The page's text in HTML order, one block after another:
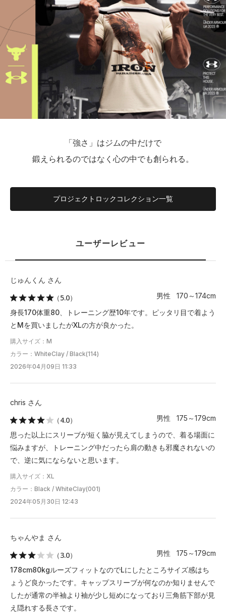
2XL 77.5 56.5 46.5 13.5 －
59 47.5 14 －
4XL － － － －
5XL － － －
※注意事項
商品は、独自の採寸方法により採寸されています。商品生地の特
「強さ」はジムの中だけで
鍛えられるのではなく心の中でも創られる。
プロジェクトロックコレクション一覧
ユーザーレビュー
じゅんくん さん
（5.0）
男性 170～174cm
身長170体重80、トレーニング歴10年です。ピッタリ目で着よう
とMを買いましたがXLの方が良かった。
購入サイズ：M
カラー：WhiteClay / Black(114)
2026年04月09日 11:33
chris さん
（4.0）
男性 175～179cm
思った以上にスリーブが短く脇が見えてしまうので、着る場面に
悩みますが、トレーニング中だったら肩の動きも邪魔されないの
で、逆に気にならないと思います。
購入サイズ：XL
カラー：Black / WhiteClay(001)
2024年05月30日 12:43
ちゃんやま さん
（3.0）
男性 175～179cm
178cm80kgルーズフィットなのでLにしたところサイズ感はち
ょうど良かったです。キャップスリーブが何なのか知りませんで
したが通常の半袖より袖が少し短めになっており三角筋下部が見
え隠れする長さです。